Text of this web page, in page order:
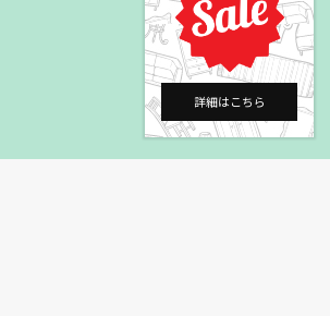
詳細はこちら